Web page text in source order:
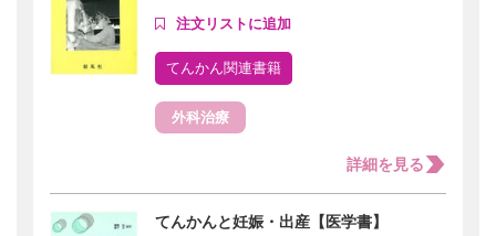
てんかん関連書籍
外科治療
詳細を見る
てんかんと妊娠・出産【医学書】